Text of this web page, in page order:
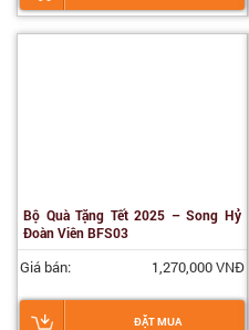
Bộ Quà Tặng Tết 2025 – Song Hỷ
Đoàn Viên BFS03
Giá bán: 1,270,000 VNĐ
ĐẶT MUA